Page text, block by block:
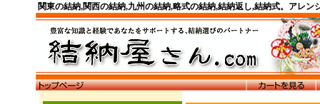
関東の結納,関西の結納,九州の結納,略式の結納,結納返し,結納式。アレ